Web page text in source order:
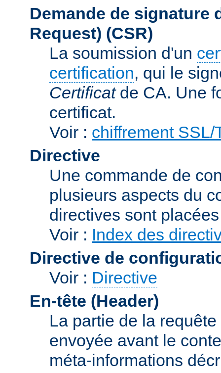
Demande de signature
Request) (CSR)
La soumission d'un
certification, qui le
Certificatde CA. Une
certificat.
Voir : chiffrement SSL/
Directive
Une commande de
plusieurs aspects du
directives sont
Voir : Index des
Directive de
Voir : Directive
En-tête (Header)
La partie de la
envoyée avant le
méta-informations